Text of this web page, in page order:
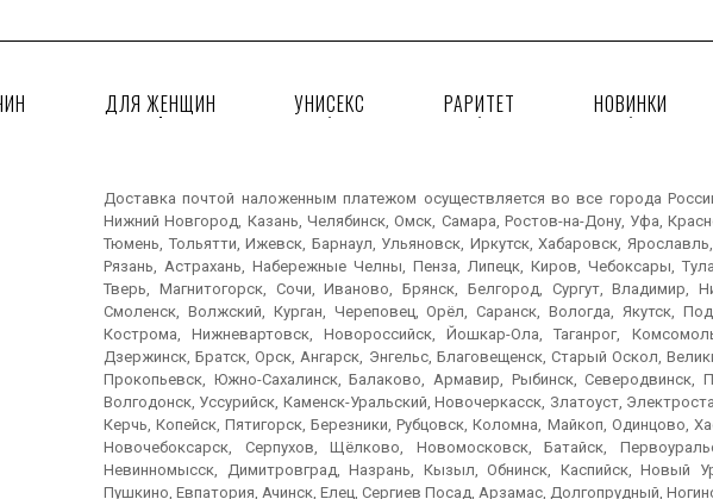
ДЛЯ ЖЕНЩИН УНИСЕКС РАРИТЕТ НОВИНКИ
Доставка почтой наложенным платежом осуществляется во все города
Нижний Новгород, Казань, Челябинск, Омск, Самара, Ростов-на-Дону, Уфа,
Тюмень, Тольятти, Ижевск, Барнаул, Ульяновск, Иркутск, Хабаровск,
Рязань, Астрахань, Набережные Челны, Пенза, Липецк, Киров, Чебоксары,
Тверь, Магнитогорск, Сочи, Иваново, Брянск, Белгород, Сургут, Владимир,
Смоленск, Волжский, Курган, Череповец, Орёл, Саранск, Вологда, Якутск,
Кострома, Нижневартовск, Новороссийск, Йошкар-Ола, Таганрог,
Дзержинск, Братск, Орск, Ангарск, Энгельс, Благовещенск, Старый Оскол,
Прокопьевск, Южно-Сахалинск, Балаково, Армавир, Рыбинск, Северодвинск,
Волгодонск, Уссурийск, Каменск-Уральский, Новочеркасск, Златоуст,
Керчь, Копейск, Пятигорск, Березники, Рубцовск, Коломна, Майкоп, Одинцово,
Новочебоксарск, Серпухов, Щёлково, Новомосковск, Батайск,
Невинномысск, Димитровград, Назрань, Кызыл, Обнинск, Каспийск, Новый
Пушкино, Евпатория, Ачинск, Елец, Сергиев Посад, Арзамас, Долгопрудный,